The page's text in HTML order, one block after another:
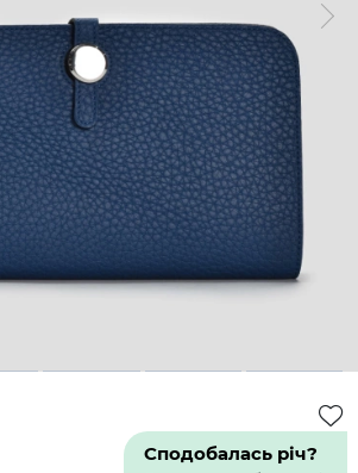
3 4 5
Сподобалась річ?